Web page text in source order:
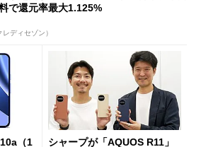
で還元率最大1.125%
レディセゾン）
（1
シャープが「AQUOS R11」